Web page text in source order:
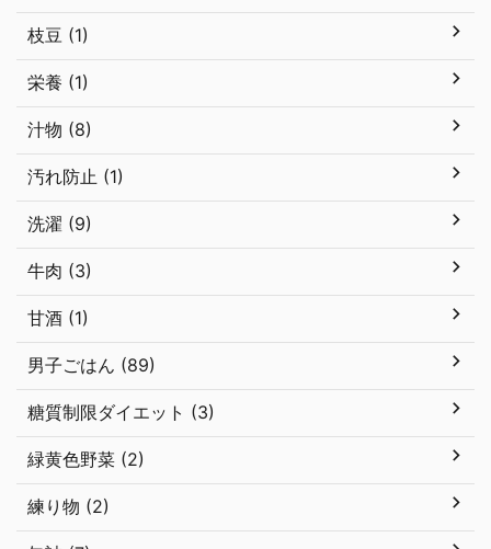
枝豆 (1)
栄養 (1)
汁物 (8)
汚れ防止 (1)
洗濯 (9)
牛肉 (3)
甘酒 (1)
男子ごはん (89)
糖質制限ダイエット (3)
緑黄色野菜 (2)
練り物 (2)